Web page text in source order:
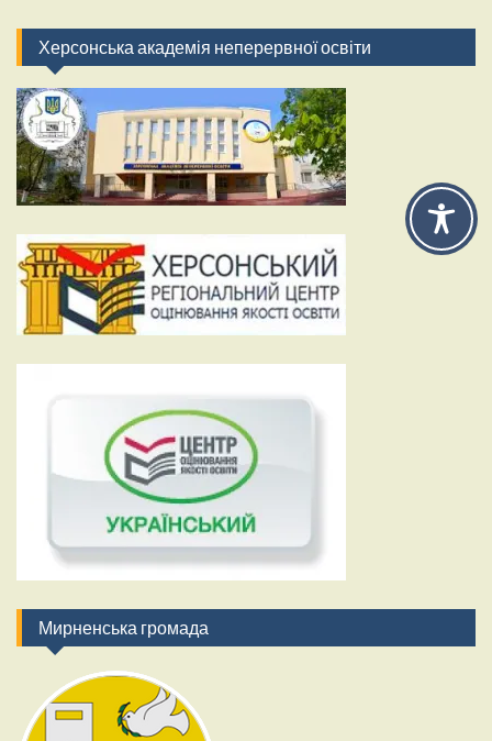
Херсонська академія неперервної освіти
Мирненська громада